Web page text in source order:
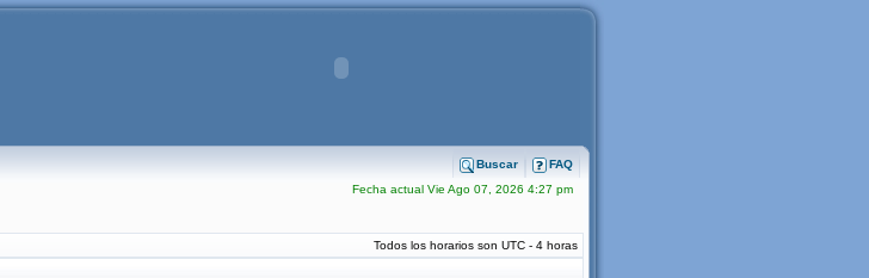
FAQ
Buscar
Fecha actual Vie Ago 07, 2026 4:27 pm
Todos los horarios son UTC - 4 horas